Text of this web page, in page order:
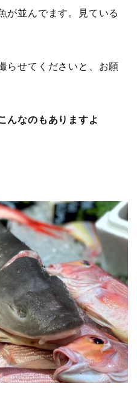
が並んでます。見ている
らせてくださいと、お願
んなのもありますよ